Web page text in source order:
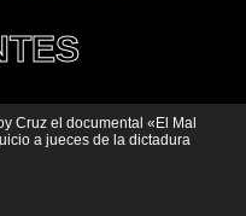
Cruz el documental «El Mal
a jueces de la dictadura